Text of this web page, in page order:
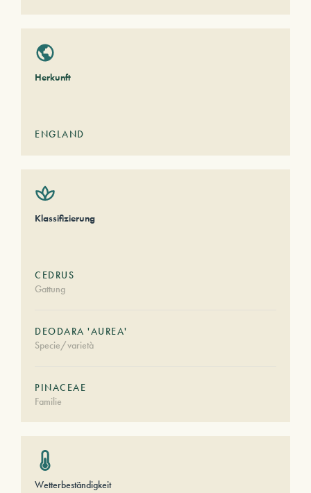
Herkunft
ENGLAND
Klassifizierung
CEDRUS
Gattung
DEODARA 'AUREA'
Specie/varietà
PINACEAE
Familie
Wetterbeständigkeit